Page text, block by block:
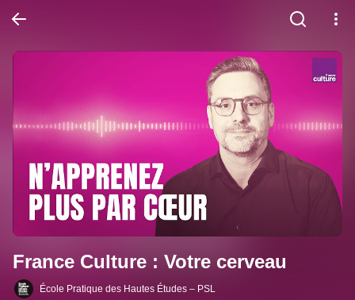
France Culture : Votre cerveau
École Pratique des Hautes Études – PSL